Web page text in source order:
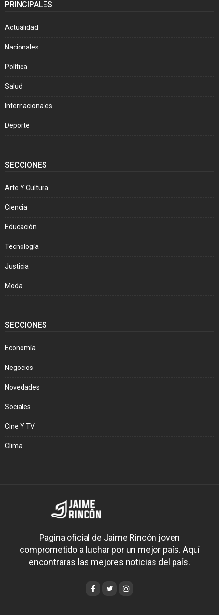
PRINCIPALES
Actualidad
Nacionales
Política
Salud
Internacionales
Deporte
SECCIONES
Arte Y Cultura
Ciencia
Educación
Tecnología
Justicia
Moda
SECCIONES
Economía
Negocios
Novedades
Sociales
Cine Y TV
Clima
Pagina oficial de Jaime Rincón joven
comprometido a luchar por un mejor país. Aquí
encontraras las mejores noticias del país.